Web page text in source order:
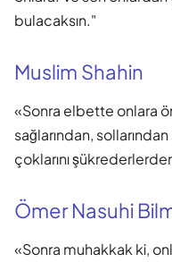
bulacaksın."
Muslim Shahin
«Sonra elbette onlara
sağlarından,
çoklarını
Ömer Nasuhi
«Sonra muhakkak ki,